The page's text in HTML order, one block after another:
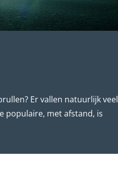
Er vallen natuurlijk veel
populaire, met afstand, is